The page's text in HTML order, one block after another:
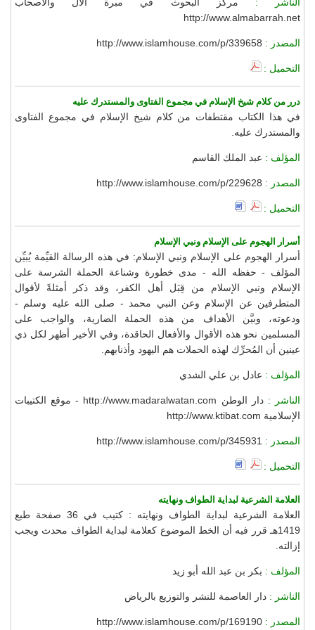
http://www.almabarrah.net
المصدر : http://www.islamhouse.com/p/339658
التحميل :
درر من كلام شيخ الإسلام في مجموع الفتاوى والمستدرك عليه
في هذا الكتاب مقتطفات من كلام شيخ الإسلام في مجموع الفتاوى
والمستدرك عليه.
المؤلف : عبد الملك القاسم
المصدر : http://www.islamhouse.com/p/229628
التحميل :
أسرار الهجوم على الإسلام ونبي الإسلام
أسرار الهجوم على الإسلام ونبي الإسلام: في هذه الرسالة القيِّمة يُبيِّن
المؤلف - حفظه الله - مدى خطورة وشناعة الحملة الشرسة على
الإسلام ونبي الإسلام من قِبَل أهل الكفر، وقد ذكر أمثلةً لأقوال
المتطرفين عن الإسلام وعن النبي محمد - صلى الله عليه وسلم -
ودعوته، وبيَّن الأهداف من هذه الحملة الضارية، والواجب على
المسلمين نحو هذه الأقوال والأفعال الحاقدة، وفي الأخير أظهر لكل ذي
عينين أن المُحرِّك لهذه الحملات هم اليهود وأذنابهم.
المؤلف : عادل بن علي الشدي
الناشر :
دار الوطن http://www.madaralwatan.com - موقع الكتيبات
الإسلامية http://www.ktibat.com
المصدر : http://www.islamhouse.com/p/345931
التحميل :
العلامة الشرعية لبداية الطواف ونهايته
العلامة الشرعية لبداية الطواف ونهايته : كتيب في 36 صفحة طبع
1419هـ قرر فيه أن الخط الموضوع كعلامة لبداية الطواف محدث ويجب
إزالته.
المؤلف : بكر بن عبد الله أبو زيد
الناشر : دار العاصمة للنشر والتوزيع بالرياض
المصدر : http://www.islamhouse.com/p/169190